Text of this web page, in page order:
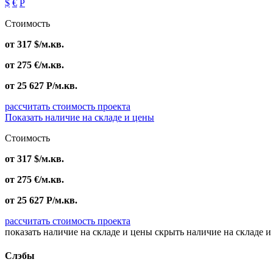
$ € Р
Стоимость
от 317 $/м.кв.
от 275 €/м.кв.
от 25 627 Р/м.кв.
рассчитать стоимость проекта
Показать наличие на складе и цены
Стоимость
от 317 $/м.кв.
от 275 €/м.кв.
от 25 627 Р/м.кв.
рассчитать стоимость проекта
показать наличие на складе и цены скрыть наличие на складе
Слэбы